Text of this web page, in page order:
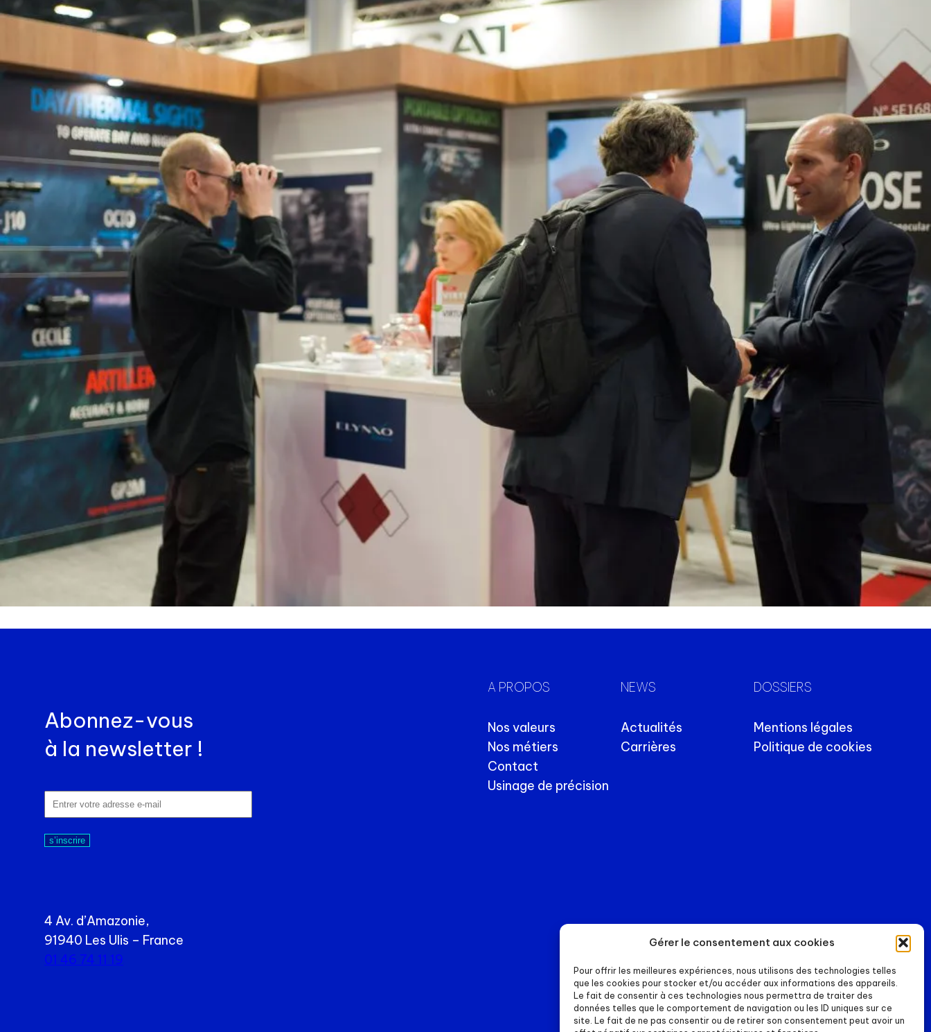
Gérer le consentement aux cookies
Pour offrir les meilleures expériences, nous utilisons des technologies telles
que les cookies pour stocker et/ou accéder aux informations des appareils.
Le fait de consentir à ces technologies nous permettra de traiter des
données telles que le comportement de navigation ou les ID uniques sur ce
site. Le fait de ne pas consentir ou de retirer son consentement peut avoir un
Abonnez-vous
à la newsletter !
s’inscrire
4 Av. d’Amazonie,
91940 Les Ulis – France
01 46 74 11 19
A PROPOS
Nos valeurs
Nos métiers
Contact
Usinage de précision
NEWS
Actualités
Carrières
DOSSIERS
Mentions légales
Politique de cookies